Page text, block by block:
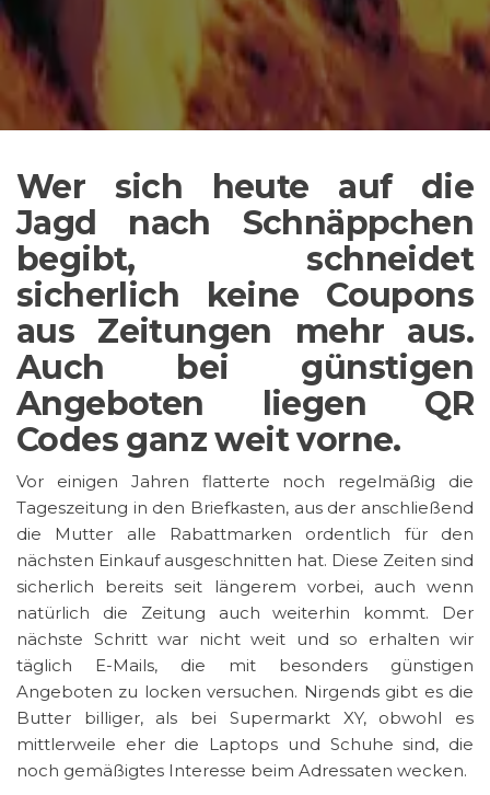
Wer sich heute auf die
Jagd nach Schnäppchen
begibt, schneidet
sicherlich keine Coupons
aus Zeitungen mehr aus.
Auch bei günstigen
Angeboten liegen QR
Codes ganz weit vorne.
Vor einigen Jahren flatterte noch regelmäßig die
Tageszeitung in den Briefkasten, aus der anschließend
die Mutter alle Rabattmarken ordentlich für den
nächsten Einkauf ausgeschnitten hat. Diese Zeiten sind
sicherlich bereits seit längerem vorbei, auch wenn
natürlich die Zeitung auch weiterhin kommt. Der
nächste Schritt war nicht weit und so erhalten wir
täglich E-Mails, die mit besonders günstigen
Angeboten zu locken versuchen. Nirgends gibt es die
Butter billiger, als bei Supermarkt XY, obwohl es
mittlerweile eher die Laptops und Schuhe sind, die
noch gemäßigtes Interesse beim Adressaten wecken.